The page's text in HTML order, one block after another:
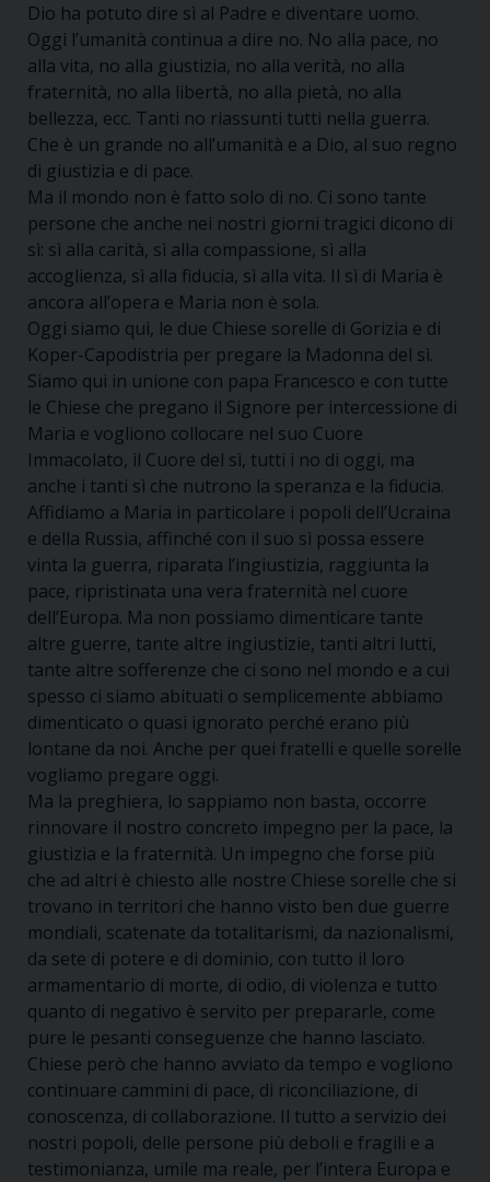
Dio ha potuto dire sì al Padre e diventare uomo.
Oggi l’umanità continua a dire no. No alla pace, no
alla vita, no alla giustizia, no alla verità, no alla
fraternità, no alla libertà, no alla pietà, no alla
bellezza, ecc. Tanti no riassunti tutti nella guerra.
Che è un grande no all’umanità e a Dio, al suo regno
di giustizia e di pace.
Ma il mondo non è fatto solo di no. Ci sono tante
persone che anche nei nostri giorni tragici dicono di
sì: sì alla carità, sì alla compassione, sì alla
accoglienza, sì alla fiducia, sì alla vita. Il sì di Maria è
ancora all’opera e Maria non è sola.
Oggi siamo qui, le due Chiese sorelle di Gorizia e di
Koper-Capodistria per pregare la Madonna del sì.
Siamo qui in unione con papa Francesco e con tutte
le Chiese che pregano il Signore per intercessione di
Maria e vogliono collocare nel suo Cuore
Immacolato, il Cuore del sì, tutti i no di oggi, ma
anche i tanti sì che nutrono la speranza e la fiducia.
Affidiamo a Maria in particolare i popoli dell’Ucraina
e della Russia, affinché con il suo sì possa essere
vinta la guerra, riparata l’ingiustizia, raggiunta la
pace, ripristinata una vera fraternità nel cuore
dell’Europa. Ma non possiamo dimenticare tante
altre guerre, tante altre ingiustizie, tanti altri lutti,
tante altre sofferenze che ci sono nel mondo e a cui
spesso ci siamo abituati o semplicemente abbiamo
dimenticato o quasi ignorato perché erano più
lontane da noi. Anche per quei fratelli e quelle sorelle
vogliamo pregare oggi.
Ma la preghiera, lo sappiamo non basta, occorre
rinnovare il nostro concreto impegno per la pace, la
giustizia e la fraternità. Un impegno che forse più
che ad altri è chiesto alle nostre Chiese sorelle che si
trovano in territori che hanno visto ben due guerre
mondiali, scatenate da totalitarismi, da nazionalismi,
da sete di potere e di dominio, con tutto il loro
armamentario di morte, di odio, di violenza e tutto
quanto di negativo è servito per prepararle, come
pure le pesanti conseguenze che hanno lasciato.
Chiese però che hanno avviato da tempo e vogliono
continuare cammini di pace, di riconciliazione, di
conoscenza, di collaborazione. Il tutto a servizio dei
nostri popoli, delle persone più deboli e fragili e a
testimonianza, umile ma reale, per l’intera Europa e